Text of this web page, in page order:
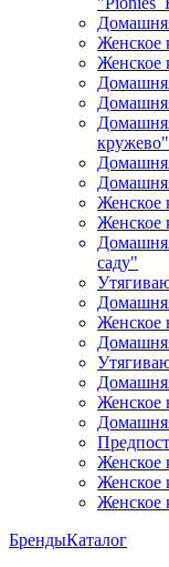
Женское
Женское
кружево"
Женское
Женское
саду"
Женское
Женское
Женское
Женское
Женское
БрендыКаталог